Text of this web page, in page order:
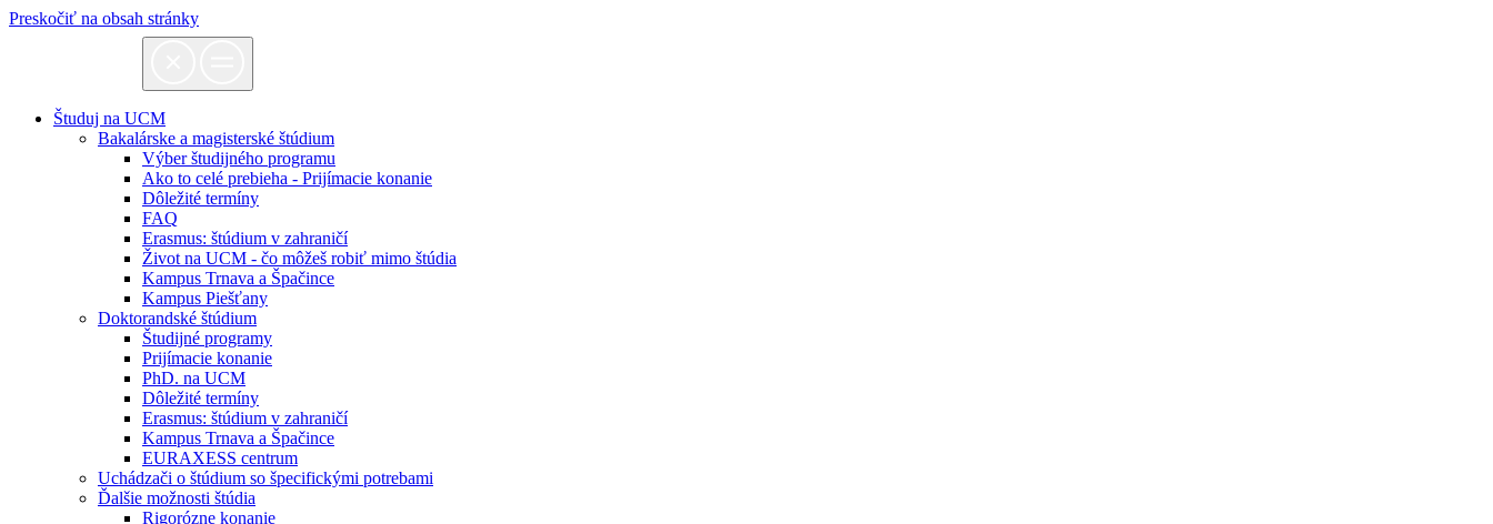
Preskočiť na obsah stránky
Študuj na UCM
Bakalárske a magisterské štúdium
Výber študijného programu
Ako to celé prebieha - Prijímacie konanie
Dôležité termíny
FAQ
Erasmus: štúdium v zahraničí
Život na UCM - čo môžeš robiť mimo štúdia
Kampus Trnava a Špačince
Kampus Piešťany
Doktorandské štúdium
Študijné programy
Prijímacie konanie
PhD. na UCM
Dôležité termíny
Erasmus: štúdium v zahraničí
Kampus Trnava a Špačince
EURAXESS centrum
Uchádzači o štúdium so špecifickými potrebami
Ďalšie možnosti štúdia
Rigorózne konanie